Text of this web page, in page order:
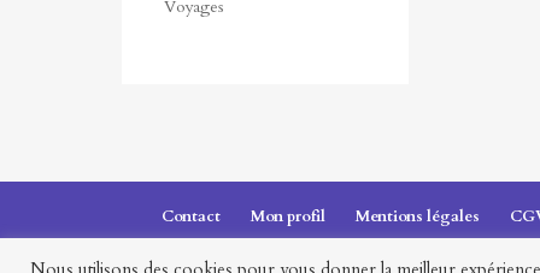
Voyages
Contact Mon profil Mentions légales